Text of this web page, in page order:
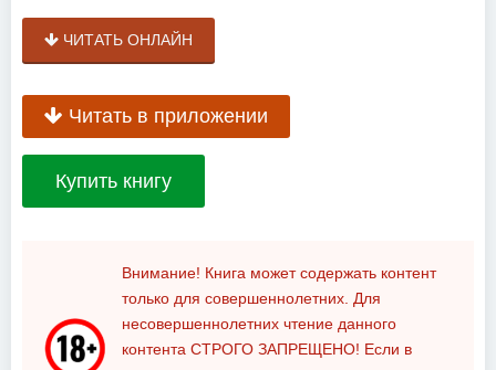
ЧИТАТЬ ОНЛАЙН
Читать в приложении
Купить книгу
Внимание! Книга может содержать контент
только для совершеннолетних. Для
несовершеннолетних чтение данного
контента СТРОГО ЗАПРЕЩЕНО! Если в